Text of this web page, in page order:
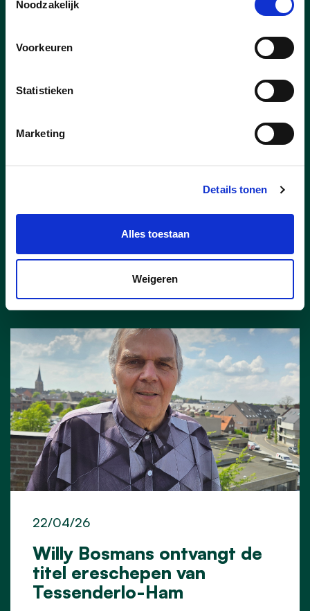
Noodzakelijk
Voorkeuren
Statistieken
Marketing
Details tonen
Alles toestaan
Weigeren
Van eigen bodem naar groot
schittert in Het Loo
Op zaterdag 30 mei start de
ticketverkoop voor het nieuwe
sterke aanwezigheid van lokaal talent uit
lees meer
Willy Bosmans ontvangt de
titel ereschepen van
Tessenderlo-Ham
22/04/26